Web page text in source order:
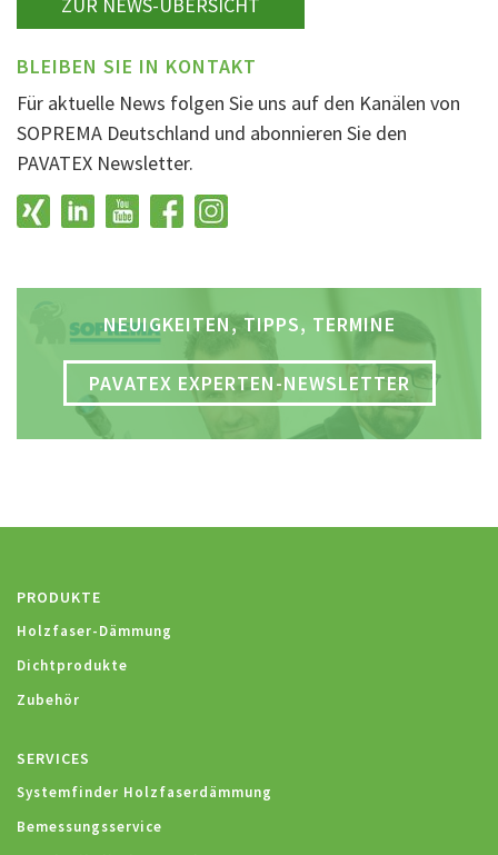
ZUR NEWS-ÜBERSICHT
BLEIBEN SIE IN KONTAKT
Für aktuelle News folgen Sie uns auf den Kanälen von
SOPREMA Deutschland und abonnieren Sie den
PAVATEX Newsletter.
NEUIGKEITEN, TIPPS, TERMINE
PAVATEX EXPERTEN-NEWSLETTER
PRODUKTE
Holzfaser-Dämmung
Dichtprodukte
Zubehör
SERVICES
Systemfinder Holzfaserdämmung
Bemessungsservice